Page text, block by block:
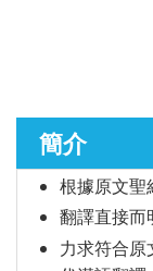
聖經研究
講道／事奉
簡介
根據原文聖
翻譯直接而
力求符合